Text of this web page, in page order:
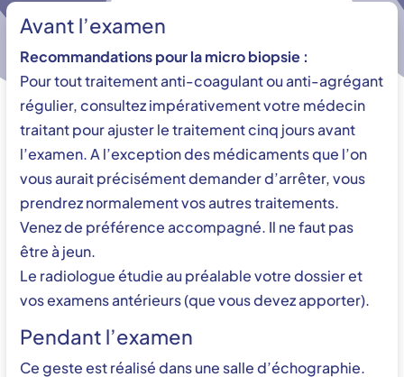
Avant l’examen
Recommandations pour la micro biopsie :
Pour tout traitement anti-coagulant ou anti-agrégant
régulier, consultez impérativement votre médecin
traitant pour ajuster le traitement cinq jours avant
l’examen. A l’exception des médicaments que l’on
vous aurait précisément demander d’arrêter, vous
prendrez normalement vos autres traitements.
Venez de préférence accompagné. Il ne faut pas
être à jeun.
Le radiologue étudie au préalable votre dossier et
vos examens antérieurs (que vous devez apporter).
Pendant l’examen
Ce geste est réalisé dans une salle d’échographie.